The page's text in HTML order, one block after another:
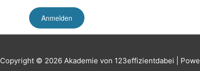
Copyright © 2026 Akademie von 123effizientdabei |